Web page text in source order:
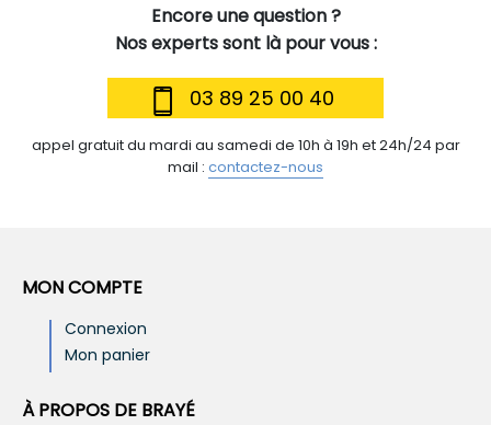
Encore une question ?
Nos experts sont là pour vous :
03 89 25 00 40
appel gratuit du mardi au samedi de 10h à 19h et 24h/24 par
mail : contactez-nous
MON COMPTE
Connexion
Mon panier
À PROPOS DE BRAYÉ